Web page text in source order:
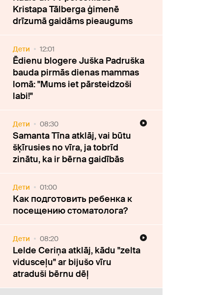
Kristapa Tālberga ģimenē
drīzumā gaidāms pieaugums
Дети 12:01
Ēdienu blogere Juška Padruška
bauda pirmās dienas mammas
lomā: "Mums iet pārsteidzoši
labi!"
Дети 08:30
Samanta Tīna atklāj, vai būtu
šķīrusies no vīra, ja tobrīd
zinātu, ka ir bērna gaidībās
Дети 01:00
Как подготовить ребенка к
посещению стоматолога?
Дети 08:20
Lelde Ceriņa atklāj, kādu "zelta
vidusceļu" ar bijušo vīru
atraduši bērnu dēļ